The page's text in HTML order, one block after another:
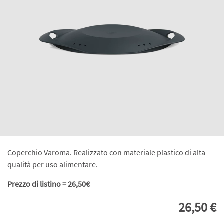
Coperchio Varoma. Realizzato con materiale plastico di alta
qualità per uso alimentare.
Prezzo di listino = 26,50€
26,50 €